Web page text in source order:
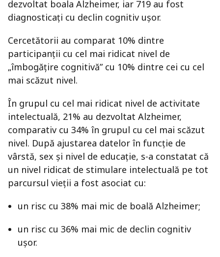
dezvoltat boala Alzheimer, iar 719 au fost
diagnosticați cu declin cognitiv ușor.
Cercetătorii au comparat 10% dintre
participanții cu cel mai ridicat nivel de
„îmbogățire cognitivă” cu 10% dintre cei cu cel
mai scăzut nivel.
În grupul cu cel mai ridicat nivel de activitate
intelectuală, 21% au dezvoltat Alzheimer,
comparativ cu 34% în grupul cu cel mai scăzut
nivel. După ajustarea datelor în funcție de
vârstă, sex și nivel de educație, s-a constatat că
un nivel ridicat de stimulare intelectuală pe tot
parcursul vieții a fost asociat cu:
un risc cu 38% mai mic de boală Alzheimer;
un risc cu 36% mai mic de declin cognitiv
ușor.